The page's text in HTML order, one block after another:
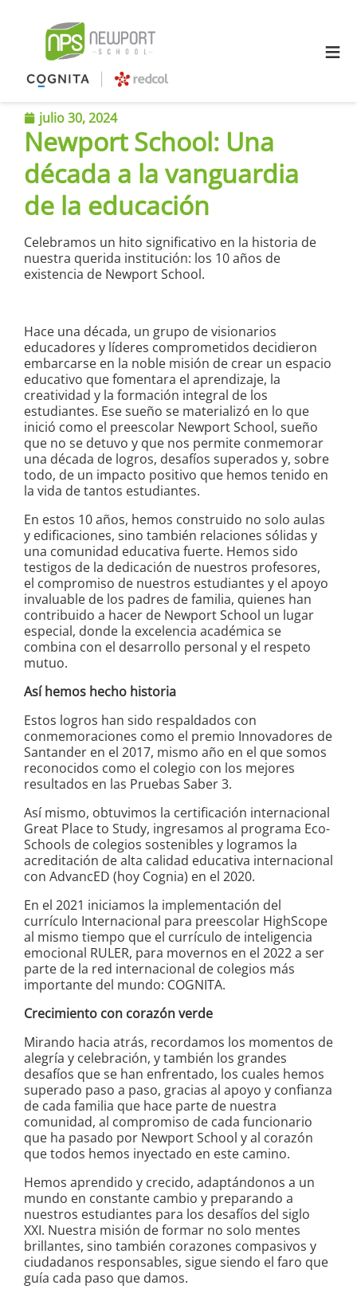
≡
julio 30, 2024
Newport School: Una
década a la vanguardia
de la educación
Celebramos un hito significativo en la historia de
nuestra querida institución: los 10 años de
existencia de Newport School.
Hace una década, un grupo de visionarios
educadores y líderes comprometidos decidieron
embarcarse en la noble misión de crear un espacio
educativo que fomentara el aprendizaje, la
creatividad y la formación integral de los
estudiantes. Ese sueño se materializó en lo que
inició como el preescolar Newport School, sueño
que no se detuvo y que nos permite conmemorar
una década de logros, desafíos superados y, sobre
todo, de un impacto positivo que hemos tenido en
la vida de tantos estudiantes.
En estos 10 años, hemos construido no solo aulas
y edificaciones, sino también relaciones sólidas y
una comunidad educativa fuerte. Hemos sido
testigos de la dedicación de nuestros profesores,
el compromiso de nuestros estudiantes y el apoyo
invaluable de los padres de familia, quienes han
contribuido a hacer de Newport School un lugar
especial, donde la excelencia académica se
combina con el desarrollo personal y el respeto
mutuo.
Así hemos hecho historia
Estos logros han sido respaldados con
conmemoraciones como el premio Innovadores de
Santander en el 2017, mismo año en el que somos
reconocidos como el colegio con los mejores
resultados en las Pruebas Saber 3.
Así mismo, obtuvimos la certificación internacional
Great Place to Study, ingresamos al programa Eco-
Schools de colegios sostenibles y logramos la
acreditación de alta calidad educativa internacional
con AdvancED (hoy Cognia) en el 2020.
En el 2021 iniciamos la implementación del
currículo Internacional para preescolar HighScope
al mismo tiempo que el currículo de inteligencia
emocional RULER, para movernos en el 2022 a ser
parte de la red internacional de colegios más
importante del mundo: COGNITA.
Crecimiento con corazón verde
Mirando hacia atrás, recordamos los momentos de
alegría y celebración, y también los grandes
desafíos que se han enfrentado, los cuales hemos
superado paso a paso, gracias al apoyo y confianza
de cada familia que hace parte de nuestra
comunidad, al compromiso de cada funcionario
que ha pasado por Newport School y al corazón
que todos hemos inyectado en este camino.
Hemos aprendido y crecido, adaptándonos a un
mundo en constante cambio y preparando a
nuestros estudiantes para los desafíos del siglo
XXI. Nuestra misión de formar no solo mentes
brillantes, sino también corazones compasivos y
ciudadanos responsables, sigue siendo el faro que
guía cada paso que damos.